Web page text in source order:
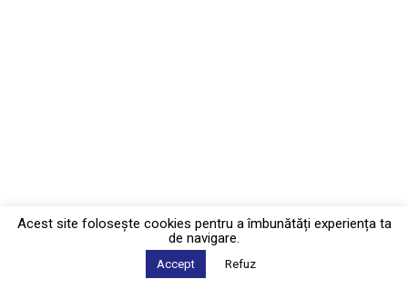
Acest site foloseşte cookies pentru a îmbunătăți experiența ta
de navigare.
Accept Refuz